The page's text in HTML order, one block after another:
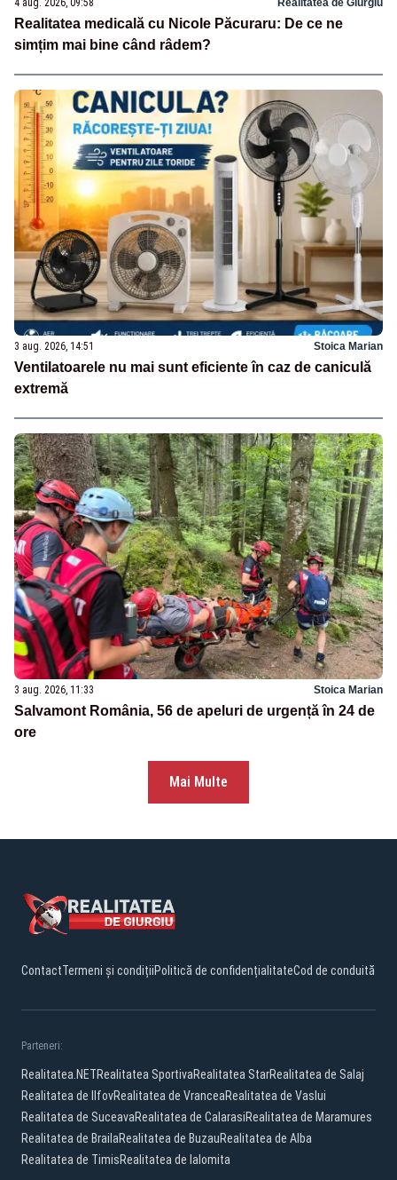
4 aug. 2026, 09:58 Realitatea de Giurgiu
Realitatea medicală cu Nicole Păcuraru: De ce ne
simțim mai bine când râdem?
3 aug. 2026, 14:51 Stoica Marian
Ventilatoarele nu mai sunt eficiente în caz de caniculă
extremă
3 aug. 2026, 11:33 Stoica Marian
Salvamont România, 56 de apeluri de urgență în 24 de
ore
Mai Multe
ContactTermeni și condițiiPolitică de confidențialitateCod de conduită
Parteneri:
Realitatea.NETRealitatea SportivaRealitatea StarRealitatea de Salaj
Realitatea de IlfovRealitatea de VranceaRealitatea de Vaslui
Realitatea de SuceavaRealitatea de CalarasiRealitatea de Maramures
Realitatea de BrailaRealitatea de BuzauRealitatea de Alba
Realitatea de TimisRealitatea de Ialomita